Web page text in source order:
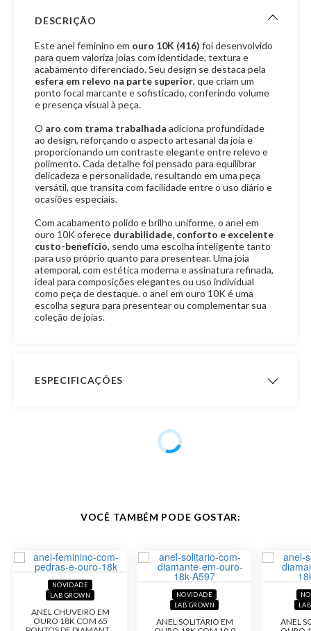
DESCRIÇÃO
Este anel feminino em ouro 10K (416) foi desenvolvido
para quem valoriza joias com identidade, textura e
acabamento diferenciado. Seu design se destaca pela
esfera em relevo na parte superior, que criam um
ponto focal marcante e sofisticado, conferindo volume
e presença visual à peça.
O aro com trama trabalhada adiciona profundidade
ao design, reforçando o aspecto artesanal da joia e
proporcionando um contraste elegante entre relevo e
polimento. Cada detalhe foi pensado para equilibrar
delicadeza e personalidade, resultando em uma peça
versátil, que transita com facilidade entre o uso diário e
ocasiões especiais.
Com acabamento polido e brilho uniforme, o anel em
ouro 10K oferece durabilidade, conforto e excelente
custo-benefício, sendo uma escolha inteligente tanto
para uso próprio quanto para presentear. Uma joia
atemporal, com estética moderna e assinatura refinada,
ideal para composições elegantes ou uso individual
como peça de destaque. o anel em ouro 10K é uma
escolha segura para presentear ou complementar sua
coleção de joias.
ESPECIFICAÇÕES
12 meses
Modelo Anel Aro Vazado
Público Feminino
Código do
A3D423-10K
VOCÊ TAMBÉM PODE GOSTAR:
NOVIDADE
LAB GROWN
ANEL CHUVEIRO EM
OURO 18K COM 65
NOVIDADE
LAB GROWN
ANEL SOLITÁRIO EM
ANEL